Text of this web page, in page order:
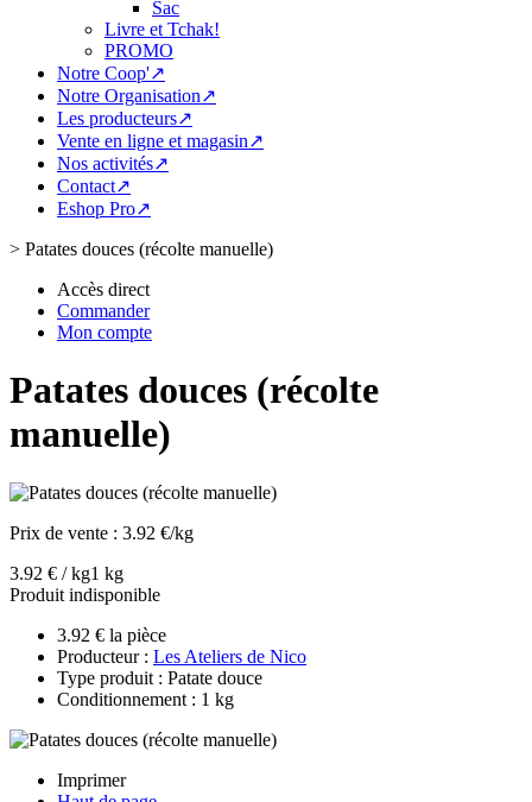
Sac
Livre et Tchak!
PROMO
Notre Coop'↗
Notre Organisation↗
Les producteurs↗
Vente en ligne et magasin↗
Nos activités↗
Contact↗
Eshop Pro↗
> Patates douces (récolte manuelle)
Accès direct
Commander
Mon compte
Patates douces (récolte
manuelle)
Prix de vente : 3.92 €/kg
3.92 € / kg1 kg
Produit indisponible
3.92 € la pièce
Producteur : Les Ateliers de Nico
Type produit : Patate douce
Conditionnement : 1 kg
Imprimer